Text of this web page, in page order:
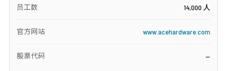
员工数 14,000 人
官方网站 www.acehardware.com
股票代码 —